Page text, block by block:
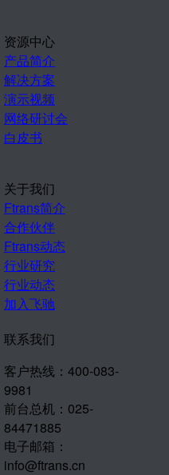
资源中心
产品简介
解决方案
演示视频
网络研讨会
白皮书
关于我们
Ftrans简介
合作伙伴
Ftrans动态
行业研究
行业动态
加入飞驰
联系我们
客户热线：400-083-
9981
前台总机：025-
84471885
电子邮箱：
info@ftrans.cn